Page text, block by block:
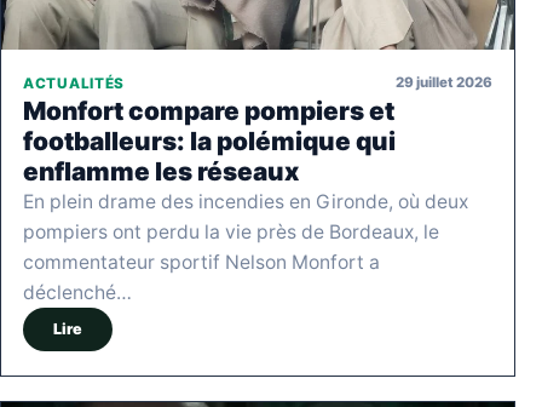
ACTUALITÉS 29 juillet 2026
Monfort compare pompiers et
footballeurs: la polémique qui
enflamme les réseaux
En plein drame des incendies en Gironde, où deux
pompiers ont perdu la vie près de Bordeaux, le
commentateur sportif Nelson Monfort a
déclenché…
Lire